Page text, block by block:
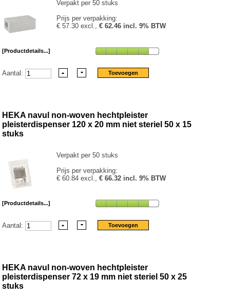
Verpakt per 50 stuks
Prijs per verpakking:
€ 57.30 excl.,€ 62.46 incl. 9% BTW
[Productdetails...]
Aantal:
HEKA navul non-woven hechtpleister
pleisterdispenser 120 x 20 mm niet steriel 50 x 15
stuks
Verpakt per 50 stuks
Prijs per verpakking:
€ 60.84 excl.,€ 66.32 incl. 9% BTW
[Productdetails...]
Aantal:
HEKA navul non-woven hechtpleister
pleisterdispenser 72 x 19 mm niet steriel 50 x 25
stuks